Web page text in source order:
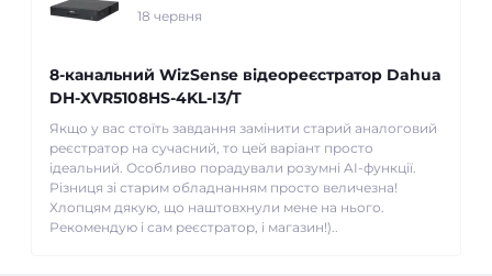
18 червня
8-канальний WizSense відеореєстратор Dahua
DH-XVR5108HS-4KL-I3/T
Якщо у вас стоїть завдання замінити старий аналоговий
реєстратор на сучасний, то цей варіант просто
ідеальний. Особливо порадували розумні AI-функції.
Різниця зі старим обладнанням просто величезна!
Хлопцям дякую, що наштовхнули мене на нього.
Рекомендую і сам реєстратор, і магазин!)..